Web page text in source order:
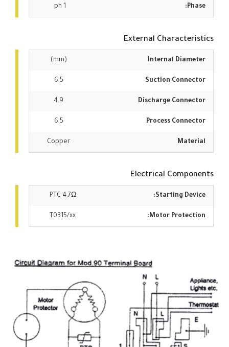
Phase:
1 ph
External Characteristics
Internal Diameter
(mm)
Suction Connector
6.5
Discharge Connector
4.9
Process Connector
6.5
Material
Copper
Electrical Components
Starting Device:
PTC 4.7Ω
Motor Protection:
T0315/xx